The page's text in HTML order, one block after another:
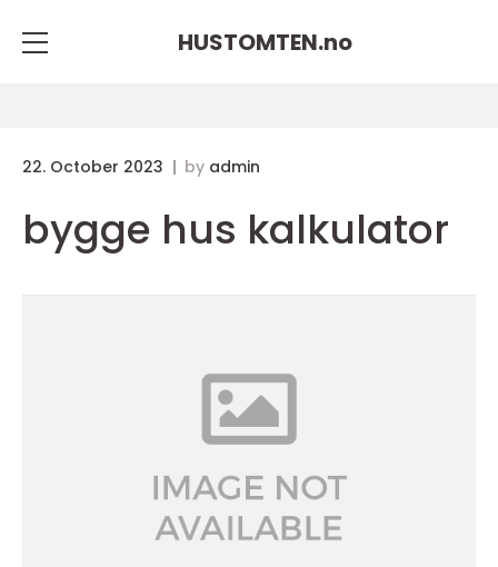
HUSTOMTEN.no
22. October 2023 by admin
bygge hus kalkulator